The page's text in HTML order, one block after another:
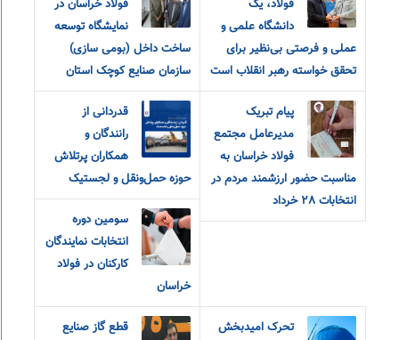
فولاد، یک
دانشگاه علمی و
عملی و فرصتی بی‌نظیر برای
تحقق خواسته رهبر انقلاب است
فولاد خراسان در
نمایشگاه توسعه
ساخت داخل (بومی سازی)
سازمان صنایع کوچک استان
پیام تبریک
مدیرعامل مجتمع
فولاد خراسان به
مناسبت حضور ارزشمند مردم در
انتخابات ٢٨ خرداد
قدردانی از
رانندگان و
همکاران پرتلاش
حوزه حمل‌ونقل و لجستیک
سومین دوره
انتخابات نمایندگان
کارکنان در فولاد
خراسان
تحرک امیدبخش
قطع گاز صنایع